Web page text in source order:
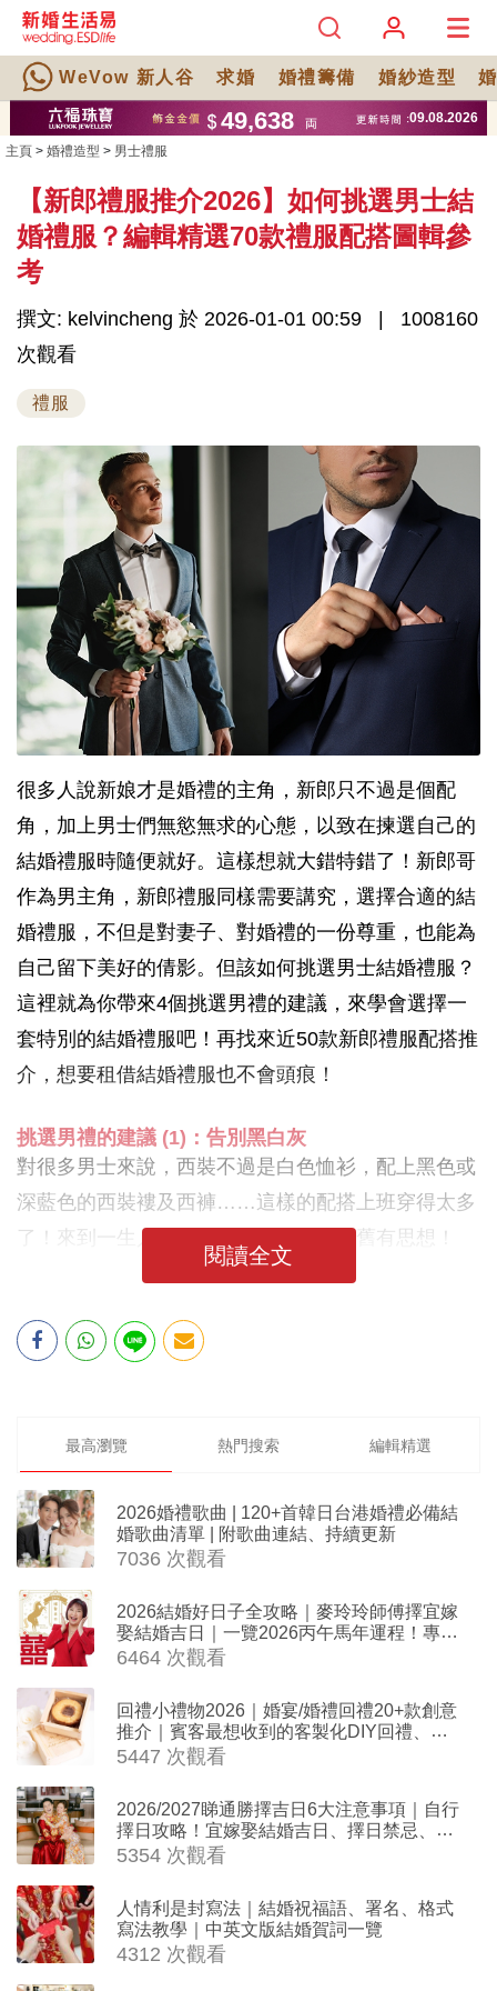
WeVow 新人谷 求婚 婚禮籌備 婚紗造型
主頁 > 婚禮造型 > 男士禮服
【新郎禮服推介2026】如何挑選男士結
婚禮服？編輯精選70款禮服配搭圖輯參
考
撰文: kelvincheng 於 2026-01-01 00:59
1008160
次觀看
禮服
很多人說新娘才是婚禮的主角，新郎只不過是個配
角，加上男士們無慾無求的心態，以致在揀選自己的
結婚禮服時隨便就好。這樣想就大錯特錯了！新郎哥
作為男主角，新郎禮服同樣需要講究，選擇合適的結
婚禮服，不但是對妻子、對婚禮的一份尊重，也能為
自己留下美好的倩影。但該如何挑選男士結婚禮服？
這裡就為你帶來4個挑選男禮的建議，來學會選擇一
套特別的結婚禮服吧！再找來近50款新郎禮服配搭推
介，想要租借結婚禮服也不會頭痕！
挑選男禮的建議 (1)：告別黑白灰
對很多男士來說，西裝不過是白色恤衫，配上黑色或
深藍色的西裝褸及西褲……這樣的配搭上班穿得太多
了！來到一生人一次的婚禮請放下這種舊有思想！
閱讀全文
最高瀏覽 熱門搜索 編輯精選
2026婚禮歌曲 | 120+首韓日台港婚禮必備結
婚歌曲清單 | 附歌曲連結、持續更新
7036 次觀看
2026結婚好日子全攻略｜麥玲玲師傅擇宜嫁
娶結婚吉日｜一覽2026丙午馬年運程！專業
擇日結婚+避開沖煞生肖指南
6464 次觀看
回禮小禮物2026｜婚宴/婚禮回禮20+款創意
推介｜賓客最想收到的客製化DIY回禮、姊
妹禮物（持續更新）
5447 次觀看
2026/2027睇通勝擇吉日6大注意事項｜自行
擇日攻略！宜嫁娶結婚吉日、擇日禁忌、相
沖生肖一覽
5354 次觀看
人情利是封寫法｜結婚祝福語、署名、格式
寫法教學｜中英文版結婚賀詞一覽
4312 次觀看